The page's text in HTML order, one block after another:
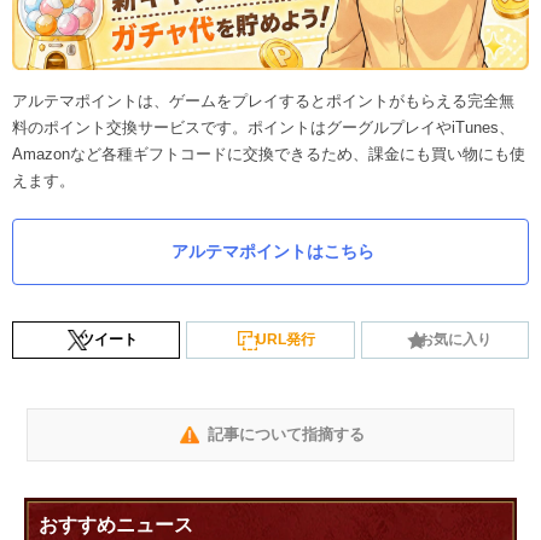
アルテマポイントは、ゲームをプレイするとポイントがもらえる完全無
料のポイント交換サービスです。ポイントはグーグルプレイやiTunes、
Amazonなど各種ギフトコードに交換できるため、課金にも買い物にも使
えます。
アルテマポイントはこちら
ツイート URL発行 お気に入り
記事について指摘する
おすすめニュース